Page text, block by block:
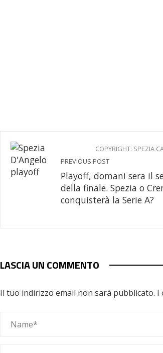
COPYRIGHT: SPEZIA
PREVIOUS POST
Playoff, domani sera il
della finale. Spezia o
conquisterà la Serie A?
LASCIA UN COMMENTO
Il tuo indirizzo email non sarà pubblicato. I